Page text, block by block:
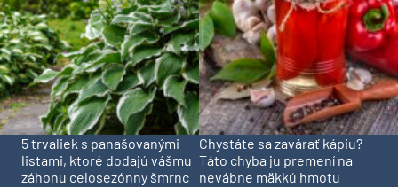
5 trvaliek s panašovanými
listami, ktoré dodajú vášmu
záhonu celosezónny šmrnc
Chystáte sa zavárať kápiu?
Táto chyba ju premení na
nevábne mäkkú hmotu